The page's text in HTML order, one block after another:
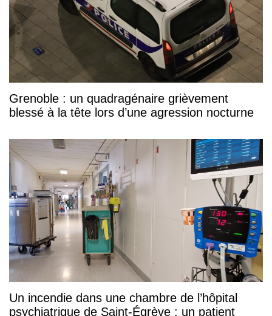
Grenoble : un quadragénaire grièvement
blessé à la tête lors d’une agression nocturne
Un incendie dans une chambre de l’hôpital
psychiatrique de Saint-Égrève : un patient